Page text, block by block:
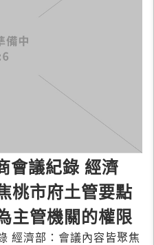
會議紀錄 經濟
桃市府土管要點
主管機關的權限
經濟部：會議內容皆聚焦